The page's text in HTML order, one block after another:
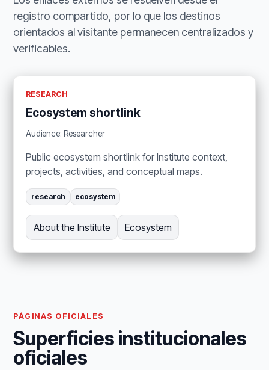
registro compartido, por lo que los destinos
orientados al visitante permanecen centralizados y
verificables.
RESEARCH
Ecosystem shortlink
Audience: Researcher
Public ecosystem shortlink for Institute context,
projects, activities, and conceptual maps.
research ecosystem
About the Institute Ecosystem
PÁGINAS OFICIALES
Superficies institucionales
oficiales